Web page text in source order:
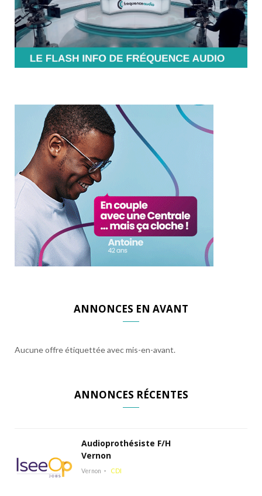
ANNONCES EN AVANT
Aucune offre étiquettée avec mis-en-avant.
ANNONCES RÉCENTES
Audioprothésiste F/H
Vernon
Vernon CDI